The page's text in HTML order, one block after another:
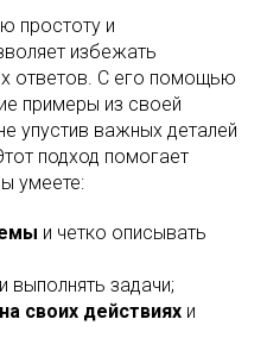
простоту и
избежать
ответов. С его помощью
примеры из своей
упустив важных деталей
подход помогает
умеете:
и четко описывать
и выполнять задачи;
своих действиях и